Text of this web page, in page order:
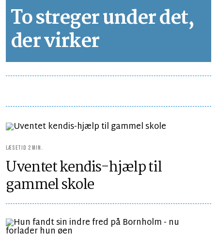
To streger under det,
der virker
LÆSETID 2 MIN.
Uventet kendis-hjælp til
gammel skole